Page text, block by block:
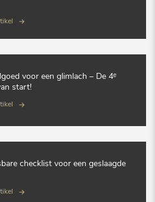
voor een glimlach – De 4ᵉ
start!
checklist voor een geslaagde